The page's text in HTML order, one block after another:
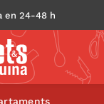
en 24-48 h